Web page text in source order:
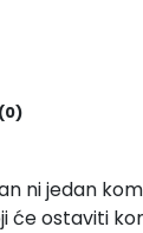
ni jedan
će ostaviti